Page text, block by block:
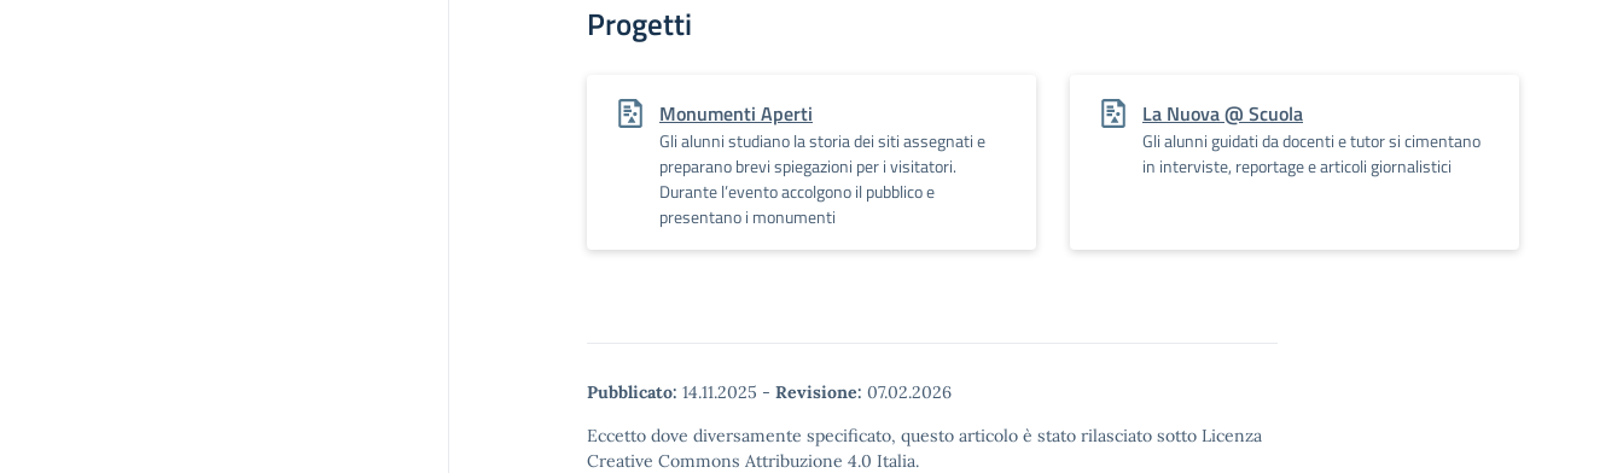
Progetti
Monumenti Aperti
Gli alunni studiano la storia dei siti assegnati e
preparano brevi spiegazioni per i visitatori.
Durante l’evento accolgono il pubblico e
presentano i monumenti
La Nuova @ Scuola
Gli alunni guidati da docenti e tutor si cimentano
in interviste, reportage e articoli giornalistici
Pubblicato: 14.11.2025 - Revisione: 07.02.2026
Eccetto dove diversamente specificato, questo articolo è stato rilasciato sotto Licenza
Creative Commons Attribuzione 4.0 Italia.